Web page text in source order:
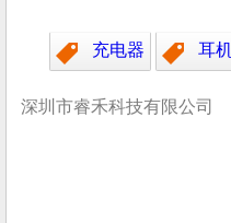
充电器 耳机
深圳市睿禾科技有限公司